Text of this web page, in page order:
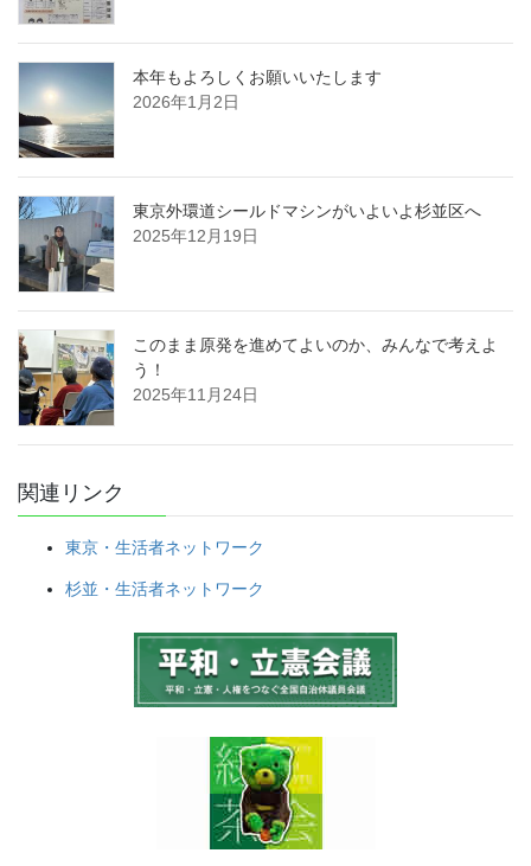
本年もよろしくお願いいたします
2026年1月2日
東京外環道シールドマシンがいよいよ杉並区へ
2025年12月19日
このまま原発を進めてよいのか、みんなで考えよ
う！
2025年11月24日
関連リンク
東京・生活者ネットワーク
杉並・生活者ネットワーク